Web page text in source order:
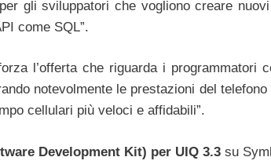
gli sviluppatori che vogliono creare
come SQL”.
l’offerta che riguarda i programmatori
notevolmente le prestazioni del
cellulari più veloci e affidabili”.
Development Kit) per UIQ 3.3 su